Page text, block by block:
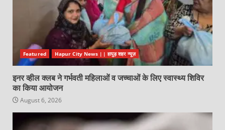
Featured Hapur City News || हापुड़ शहर न्यूज़
इनर व्हील क्लब ने गर्भवती महिलाओं व जच्चाओं के लिए स्वास्थ्य शिविर
का किया आयोजन
August 6, 2026